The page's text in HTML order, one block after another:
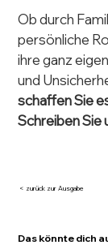
< zurück zur Ausgabe
Das könnte dich
Ob durch
persönliche
ihre ganz
und
schaffen Sie
Schreiben Sie